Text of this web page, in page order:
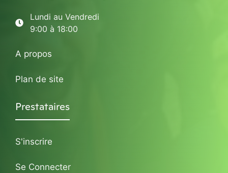
Lundi au Vendredi
9:00 à 18:00
A propos
Plan de site
Prestataires
S'inscrire
Se Connecter